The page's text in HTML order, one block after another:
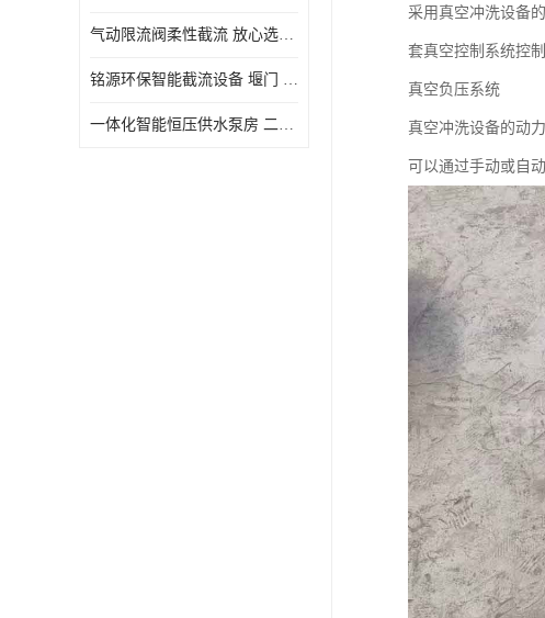
气动限流阀柔性截流 放心选购 控源截污铭源环保
铭源环保智能截流设备 堰门 铸铁调节闸门作用 源头商家 可定制
一体化智能恒压供水泵房 二次加压供水设备户外智慧泵房
采用真空冲洗设备
套真空控制系统控
真空负压系统
真空冲洗设备的动
可以通过手动或自